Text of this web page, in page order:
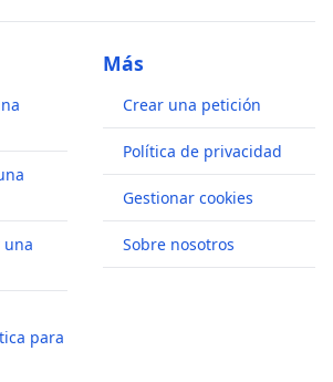
una
para
Más
Crear una petición
Política de privacidad
Gestionar cookies
Sobre nosotros